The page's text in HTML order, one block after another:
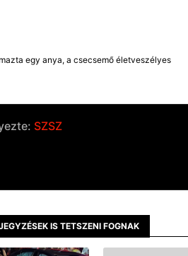
egy anya, a csecsemő életveszélyes
SZSZ
IS TETSZENI FOGNAK